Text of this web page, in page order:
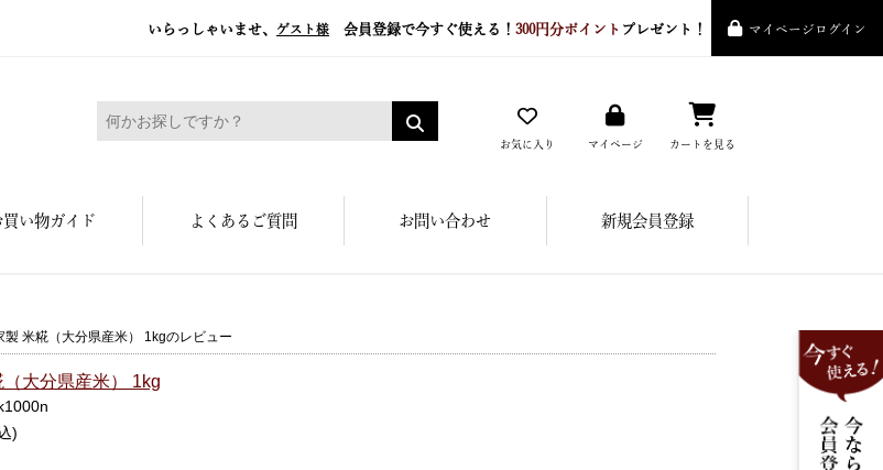
いらっしゃいませ、 ゲスト様 会員登録で今すぐ使える！ 300円分ポイント プレゼント！ マイページログイン
糀屋本店 - 元禄二年。創業三百余年の味
お気に入り マイページ カートを見る
買い物ガイド よくあるご質問 お問い合わせ 新規会員登録
製 米糀（大分県産米） 1kgのレビュー
（大分県産米） 1kg
)